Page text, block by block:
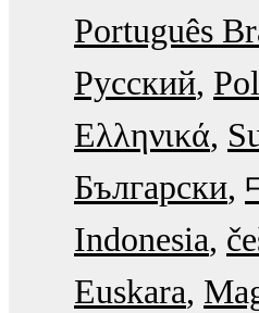
Português
Русский
Ελληνικά
Български
Indonesia
Euskara